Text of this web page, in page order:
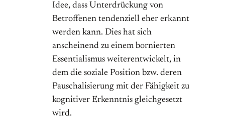
Idee, dass Unterdrückung von
Betroffenen tendenziell eher erkannt
werden kann. Dies hat sich
anscheinend zu einem bornierten
Essentialismus weiterentwickelt, in
dem die soziale Position bzw. deren
Pauschalisierung mit der Fähigkeit zu
kognitiver Erkenntnis gleichgesetzt
wird.